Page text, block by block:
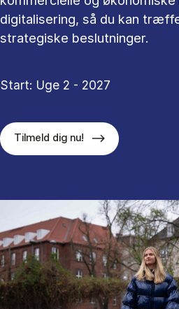
digitalisering, så du kan
strategiske beslutninger.
Start: Uge 2 - 2027
Tilmeld dig nu!